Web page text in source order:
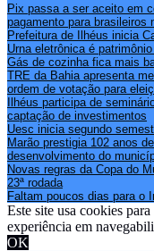
Pix passa a ser aceito em
pagamento para brasileiros
Prefeitura de Ilhéus inicia
Urna eletrônica é
Gás de cozinha fica mais
TRE da Bahia apresenta
ordem de votação para
Ilhéus participa de
captação de investimentos
Uesc inicia segundo
Marão prestigia 102 anos
desenvolvimento do
Novas regras da Copa do
23ª rodada
Faltam poucos dias para o
Este site usa cookies
experiência em
OK